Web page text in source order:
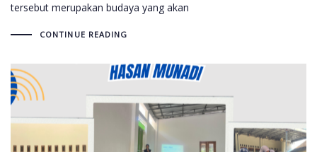
tersebut merupakan budaya yang akan
CONTINUE READING